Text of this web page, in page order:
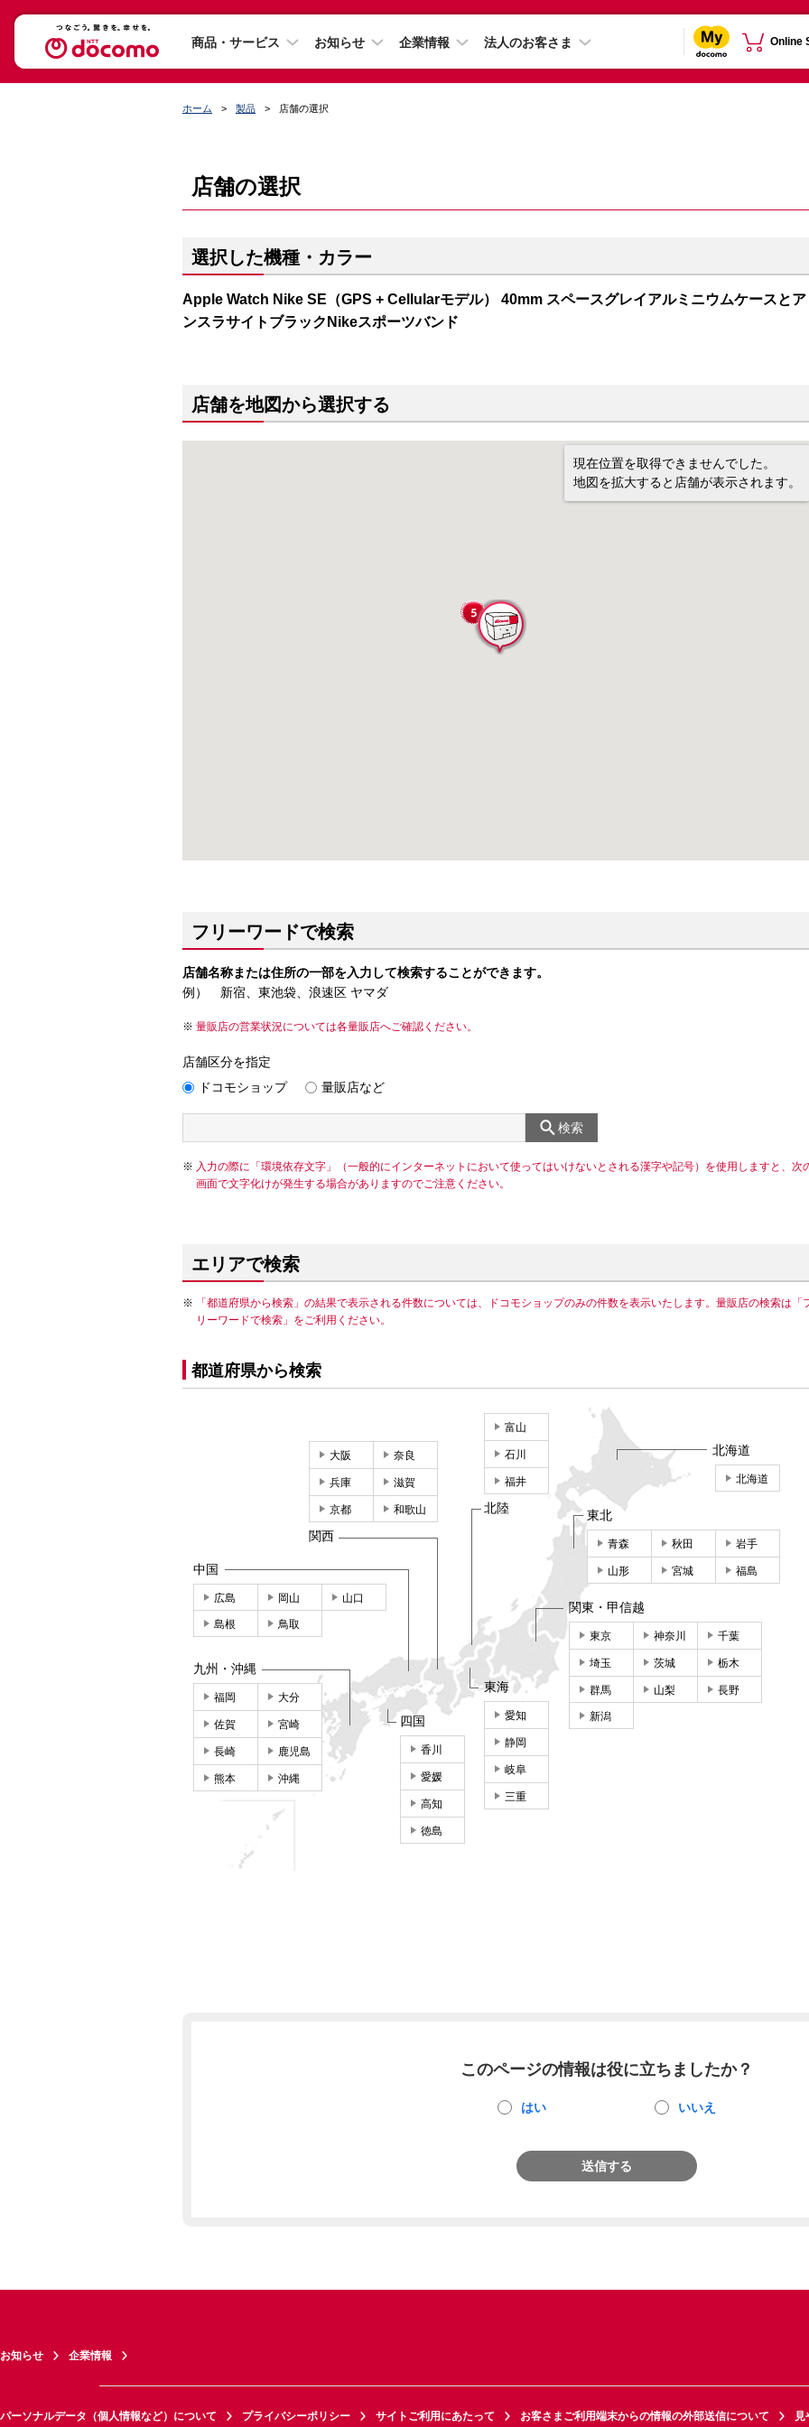
商品・サービス お知らせ 企業情報 法人のお客さま Online
ホーム 製品 店舗の選択
店舗の選択
選択した機種・カラー
Apple Watch Nike SE（GPS + Cellularモデル） 40mm スペースグレイアルミニウムケースとア
ンスラサイトブラックNikeスポーツバンド
店舗を地図から選択する
現在位置を取得できませんでした。
地図を拡大すると店舗が表示されます。
フリーワードで検索
店舗名称または住所の一部を入力して検索することができます。
例） 新宿、東池袋、浪速区 ヤマダ
量販店の営業状況については各量販店へご確認ください。
店舗区分を指定
ドコモショップ
量販店など
検索
入力の際に「環境依存文字」（一般的にインターネットにおいて使ってはいけないとされる漢字や記号）を使用しますと、次
画面で文字化けが発生する場合がありますのでご注意ください。
エリアで検索
「都道府県から検索」の結果で表示される件数については、ドコモショップのみの件数を表示いたします。量販店の検索は「
リーワードで検索」をご利用ください。
都道府県から検索
北海道
北海道
東北
青森 秋田 岩手
山形 宮城 福島
関東・甲信越
東京 神奈川 千葉
埼玉 茨城 栃木
群馬 山梨 長野
新潟
東海
愛知
静岡
岐阜
三重
富山
石川
福井
北陸
大阪 奈良
兵庫 滋賀
京都 和歌山
関西
中国
広島 岡山 山口
島根 鳥取
四国
香川
愛媛
高知
徳島
九州・沖縄
福岡 大分
佐賀 宮崎
長崎 鹿児島
熊本 沖縄
このページの情報は役に立ちましたか？
はい いいえ
送信する
お知らせ 企業情報
パーソナルデータ（個人情報など）について プライバシーポリシー サイトご利用にあたって お客さまご利用端末からの情報の外部送信について 見